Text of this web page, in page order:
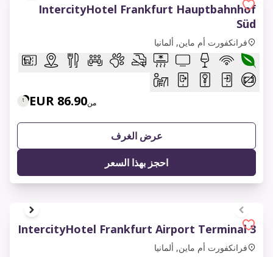
IntercityHotel Frankfurt Hauptbahnhof
Süd
فرانكفورت أم ماين, ألمانيا
من86.90 EUR
عرض الغرف
احجز بهذا السعر
1 of 6
IntercityHotel Frankfurt Airport Terminal 3
فرانكفورت أم ماين, ألمانيا